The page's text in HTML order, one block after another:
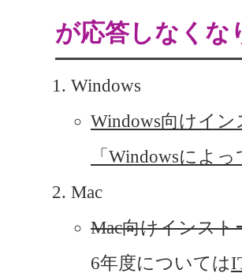
が応答しなくな
Windows
Windows向けイ
「Windowsによ
Mac
Mac向けインス
6年度については